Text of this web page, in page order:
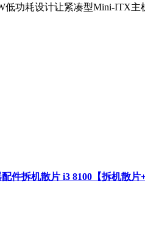
功耗设计让紧凑型Mini-ITX
件拆机散片 i3 8100【拆机散片+